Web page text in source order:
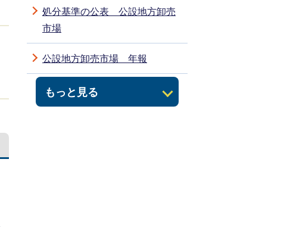
もっと見る
処分基準の公表 公設地方卸売
市場
公設地方卸売市場 年報